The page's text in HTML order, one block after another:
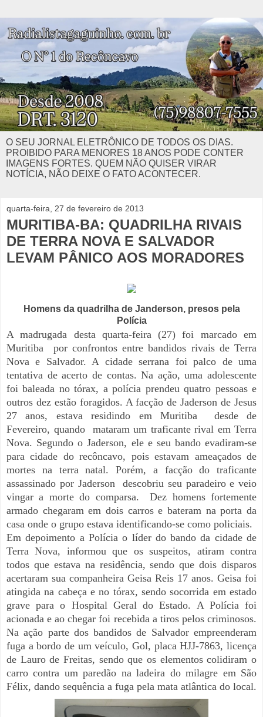
O SEU JORNAL ELETRÔNICO DE TODOS OS DIAS.
PROIBIDO PARA MENORES 18 ANOS PODE CONTER
IMAGENS FORTES. QUEM NÃO QUISER VIRAR
NOTÍCIA, NÃO DEIXE O FATO ACONTECER.
quarta-feira, 27 de fevereiro de 2013
MURITIBA-BA: QUADRILHA RIVAIS
DE TERRA NOVA E SALVADOR
LEVAM PÂNICO AOS MORADORES
Homens da quadrilha de Janderson, presos pela
Polícia
A madrugada desta quarta-feira (27) foi marcado em
Muritiba por confrontos entre bandidos rivais de Terra
Nova e Salvador. A cidade serrana foi palco de uma
tentativa de acerto de contas. Na ação, uma adolescente
foi baleada no tórax, a polícia prendeu quatro pessoas e
outros dez estão foragidos. A facção de Jaderson de Jesus
27 anos, estava residindo em Muritiba desde de
Fevereiro, quando mataram um traficante rival em Terra
Nova. Segundo o Jaderson, ele e seu bando evadiram-se
para cidade do recôncavo, pois estavam ameaçados de
mortes na terra natal. Porém, a facção do traficante
assassinado por Jaderson descobriu seu paradeiro e veio
vingar a morte do comparsa. Dez homens fortemente
armado chegaram em dois carros e bateram na porta da
casa onde o grupo estava identificando-se como policiais.
Em depoimento a Polícia o líder do bando da cidade de
Terra Nova, informou que os suspeitos, atiram contra
todos que estava na residência, sendo que dois disparos
acertaram sua companheira Geisa Reis 17 anos. Geisa foi
atingida na cabeça e no tórax, sendo socorrida em estado
grave para o Hospital Geral do Estado. A Polícia foi
acionada e ao chegar foi recebida a tiros pelos criminosos.
Na ação parte dos bandidos de Salvador empreenderam
fuga a bordo de um veículo, Gol, placa HJJ-7863, licença
de Lauro de Freitas, sendo que os elementos colidiram o
carro contra um paredão na ladeira do milagre em São
Félix, dando sequência a fuga pela mata atlântica do local.